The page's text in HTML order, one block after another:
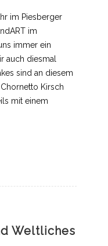
im Piesberger
im
immer ein
auch diesmal
sind an diesem
Kirsch
mit einem
Weltliches